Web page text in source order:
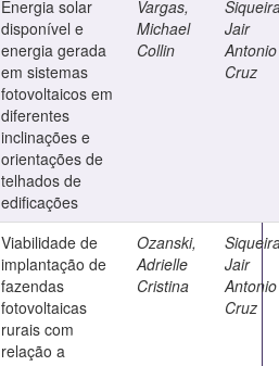
Energia solar
disponível e
energia gerada
em sistemas
fotovoltaicos em
diferentes
inclinações e
orientações de
telhados de
edificações
Vargas,
Michael
Collin
Jair
Antonio
Cruz
Viabilidade de
implantação de
fazendas
fotovoltaicas
rurais com
relação a
Ozanski,
Adrielle
Cristina
Jair
Antonio
Cruz